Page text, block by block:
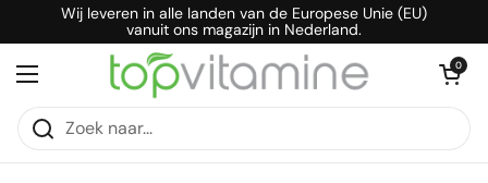
Ga naar contentWij leveren in alle landen van de Europese Unie (EU)
vanuit ons magazijn in Nederland.
Menu openen
Winkelwagentje
0